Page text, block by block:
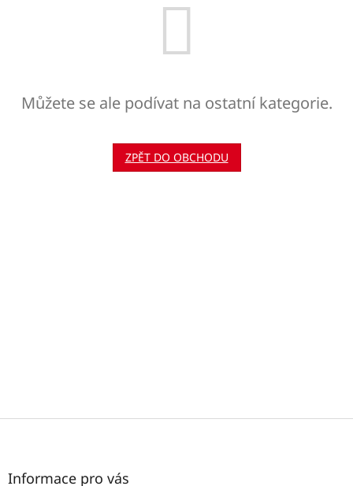
Můžete se ale podívat na ostatní kategorie.
ZPĚT DO OBCHODU
Z
Informace pro vás